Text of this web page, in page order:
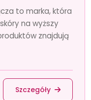
to marka, która
na wyższy
znajdują
Szczegóły